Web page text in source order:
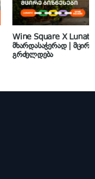
Wine Square X
მხარდასაჭერად | მცირე
გრძელდება